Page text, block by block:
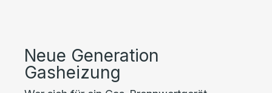
Neue Generation
Gasheizung